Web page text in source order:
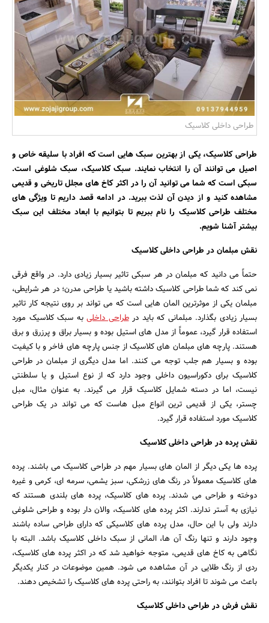
بانک، بیمه و سرمایه
مسکن و ساختمان
جستجو
طراحی داخلی کلاسیک
طراحی کلاسیک، یکی از بهترین سبک هایی است که افراد با سلیقه خاص و
اصیل می توانند آن را انتخاب نمایند. سبک کلاسیک، سبک شلوغی است.
سبکی است که شما می توانید آن را در اکثر کاخ های مجلل تاریخی و قدیمی
مشاهده کنید و از دیدن آن لذت ببرید. در ادامه قصد داریم تا ویژگی های
مختلف طراحی کلاسیک را نام ببریم تا بتوانیم با ابعاد مختلف این سبک
بیشتر آشنا شویم.
نقش مبلمان در طراحی داخلی کلاسیک
حتماً می دانید که مبلمان در هر سبکی تاثیر بسیار زیادی دارد. در واقع فرقی
نمی کند که شما طراحی کلاسیک داشته باشید یا طراحی مدرن؛ در هر شرایطی،
مبلمان یکی از موثرترین المان هایی است که می تواند بر روی نتیجه کار تاثیر
بسیار زیادی بگذارد. مبلمانی که باید درطراحی داخلی به سبک کلاسیک مورد
استفاده قرار گیرد، عموماً از مدل های استیل بوده و بسیار براق و پرزرق و برق
هستند. پارچه های مبلمان های کلاسیک از جنس پارچه های فاخر و با کیفیت
بوده و بسیار هم جلب توجه می کنند. اما مدل دیگری از مبلمان در طراحی
کلاسیک برای دکوراسیون داخلی وجود دارد که از نوع استیل و یا سلطنتی
نیست، اما در دسته شمایل کلاسیک قرار می گیرند. به عنوان مثال، مبل
چستر، یکی از قدیمی ترین انواع مبل هاست که می تواند در یک طراحی
کلاسیک مورد استفاده قرار گیرد.
نقش پرده در طراحی داخلی کلاسیک
پرده ها یکی دیگر از المان های بسیار مهم در طراحی کلاسیک می باشند. پرده
های کلاسیک معمولاً در رنگ های زرشکی، سبز یشمی، سرمه ای، کرمی و غیره
دوخته و طراحی می شدند. پرده های کلاسیک، پرده های بلندی هستند که
نیازی به آستر ندارند. اکثر پرده های کلاسیک، والان دار بوده و طراحی شلوغی
دارند ولی با این حال، مدل پرده های کلاسیکی که دارای طراحی ساده باشند
وجود دارند و تنها رنگ آن ها، المانی از سبک داخلی کلاسیک باشد. البته با
نگاهی به کاخ های قدیمی، متوجه خواهید شد که در اکثر پرده های کلاسیک،
ردی از رنگ طلایی در آن مشاهده می شود. همین موضوعات در کنار یکدیگر
باعث می شوند تا افراد بتوانند، به راحتی پرده های کلاسیک را تشخیص دهند.
نقش فرش در طراحی داخلی کلاسیک